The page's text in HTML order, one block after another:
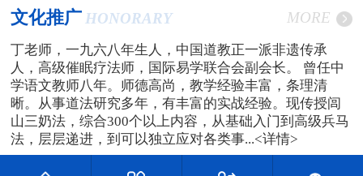
文化推广 HONORARY MORE
丁老师，一九六八年生人，中国道教正一派非遗传承
人，高级催眠疗法师，国际易学联合会副会长。 曾任中
学语文教师八年。师德高尚，教学经验丰富，条理清
晰。从事道法研究多年，有丰富的实战经验。现传授闾
山三奶法，综合300个以上内容，从基础入门到高级兵马
法，层层递进，到可以独立应对各类事...<详情>